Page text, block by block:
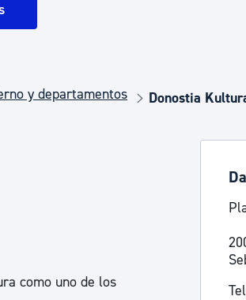
Espacio público, residuos y medioambiente
Euskera
Cultura
y departamentos Donostia
como uno de los